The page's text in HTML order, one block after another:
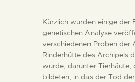
Kürzlich wurden einige der
genetischen Analyse
verschiedenen Proben der
Rinderhütte des Archipels
wurde, darunter Tierhäute,
bildeten, in das der Tod der